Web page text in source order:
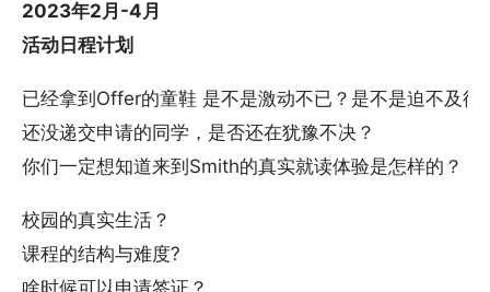
2023年2月-4月
活动日程计划
已经拿到Offer的童鞋 是不是激动不已？是不是迫不及待
还没递交申请的同学，是否还在犹豫不决？
你们一定想知道来到Smith的真实就读体验是怎样的？
校园的真实生活？
课程的结构与难度?